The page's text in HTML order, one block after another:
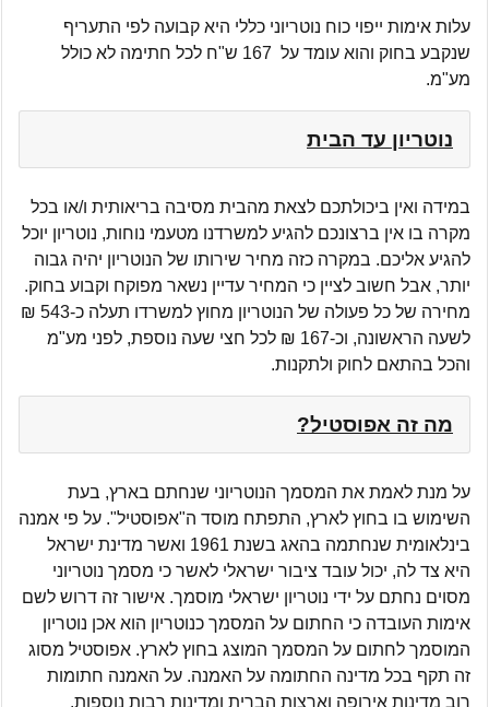
עלות אימות ייפוי כוח נוטריוני כללי היא קבועה לפי התעריף
שנקבע בחוק והוא עומד על 167 ש"ח לכל חתימה לא כולל
מע"מ.
נוטריון עד הבית
במידה ואין ביכולתכם לצאת מהבית מסיבה בריאותית ו/או בכל
מקרה בו אין ברצונכם להגיע למשרדנו מטעמי נוחות, נוטריון יוכל
להגיע אליכם. במקרה כזה מחיר שירותו של הנוטריון יהיה גבוה
יותר, אבל חשוב לציין כי המחיר עדיין נשאר מפוקח וקבוע בחוק.
מחירה של כל פעולה של הנוטריון מחוץ למשרדו תעלה כ-543 ₪
לשעה הראשונה, וכ-167 ₪ לכל חצי שעה נוספת, לפני מע"מ
והכל בהתאם לחוק ולתקנות.
מה זה אפוסטיל?
על מנת לאמת את המסמך הנוטריוני שנחתם בארץ, בעת
השימוש בו בחוץ לארץ, התפתח מוסד ה"אפוסטיל". על פי אמנה
בינלאומית שנחתמה בהאג בשנת 1961 ואשר מדינת ישראל
היא צד לה, יכול עובד ציבור ישראלי לאשר כי מסמך נוטריוני
מסוים נחתם על ידי נוטריון ישראלי מוסמך. אישור זה דרוש לשם
אימות העובדה כי החתום על המסמך כנוטריון הוא אכן נוטריון
המוסמך לחתום על המסמך המוצג בחוץ לארץ. אפוסטיל מסוג
זה תקף בכל מדינה החתומה על האמנה. על האמנה חתומות
רוב מדינות אירופה וארצות הברית ומדינות רבות נוספות.